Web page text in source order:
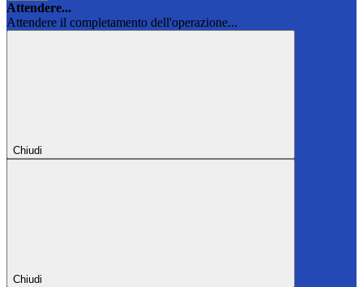
Attendere...
Attendere il completamento dell'operazione...
Chiudi
Chiudi